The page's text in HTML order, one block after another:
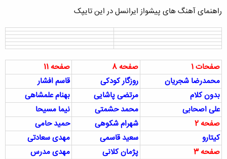
ض
ع
راهنمای آهنگ های پیشواز ایرانسل در این تایپک
صفحات 1 صفحه 8
صفحه 11
محمدرضا شجریان
روزگار کودکی
قاسم افشار
بدون کلام
مرتضی پاشایی
بهنام علمشاهی
علی اصحابی
محمد حشمتی
نیما مسیحا
صفحه 2
شهرام شکوهی
حمید حامی
کیتارو
سعید قاسمی
مهدی سعادتی
صفحه 3
پژمان کلانی
مهدی مدرس